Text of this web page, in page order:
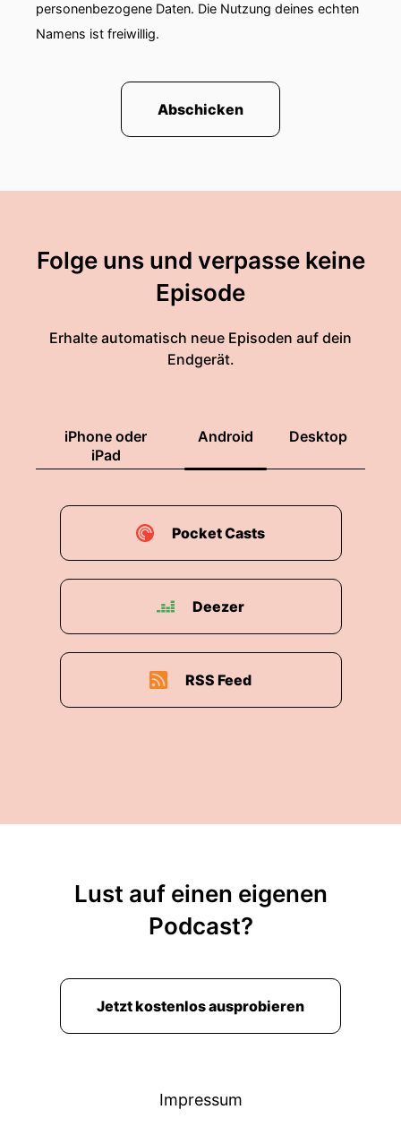
personenbezogene Daten. Die Nutzung deines echten
Namens ist freiwillig.
Abschicken
Folge uns und verpasse keine
Episode
Erhalte automatisch neue Episoden auf dein
Endgerät.
iPhone oder
iPad
Android Desktop
Pocket Casts
Deezer
RSS Feed
Lust auf einen eigenen
Podcast?
Jetzt kostenlos ausprobieren
Impressum